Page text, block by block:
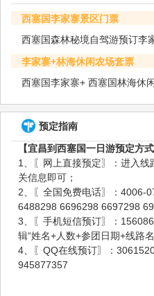
西塞国李家寨景区门票
西塞国森林秘境自驾游预订李
李家寨+林海休闲农场套票
西塞国李家寨+ 西塞国林海休
预定指南
【宜昌到西塞国一日游预定方式
1、〖网上直接预定〗：进入
关信息即可；
2、〖全国免费电话〗：4006-
6488298 6696298 6697298
3、〖手机短信预订〗：
辑“姓名+人数+参团日期+线路名
4、〖QQ在线预订〗：
945877357